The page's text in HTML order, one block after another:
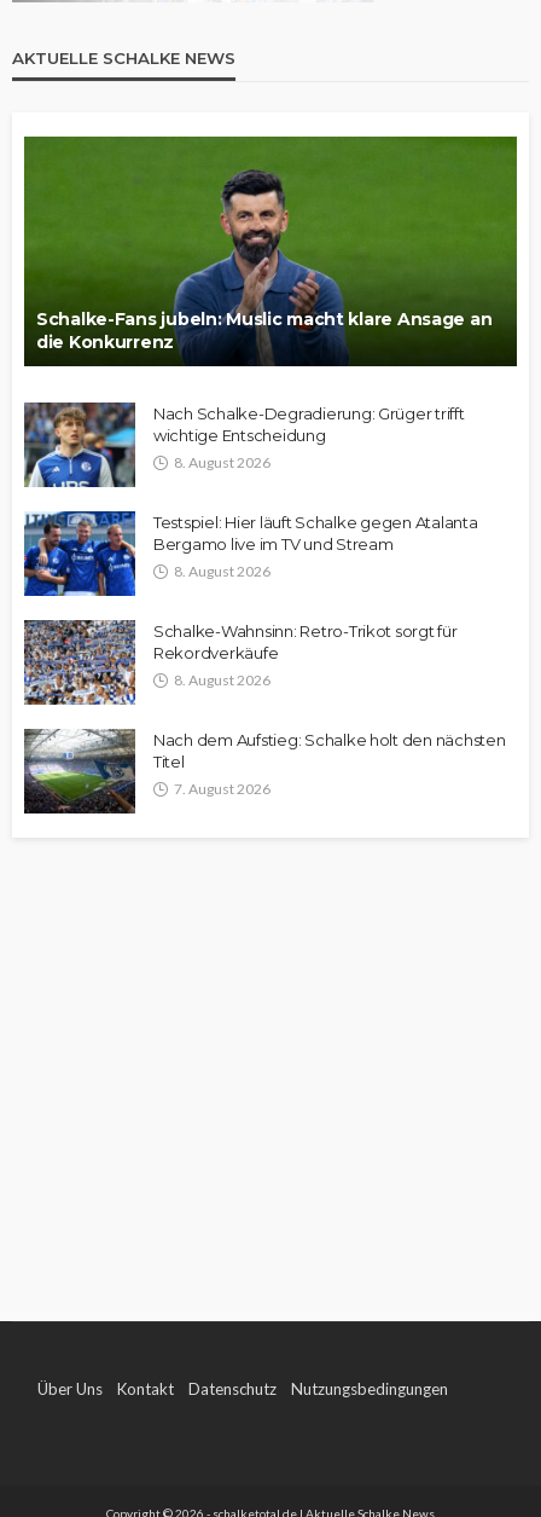
AKTUELLE SCHALKE NEWS
Schalke-Fans jubeln: Muslic macht klare Ansage an
die Konkurrenz
Nach Schalke-Degradierung: Grüger trifft
wichtige Entscheidung
8. August 2026
Testspiel: Hier läuft Schalke gegen Atalanta
Bergamo live im TV und Stream
8. August 2026
Schalke-Wahnsinn: Retro-Trikot sorgt für
Rekordverkäufe
8. August 2026
Nach dem Aufstieg: Schalke holt den nächsten
Titel
7. August 2026
Über Uns Kontakt Datenschutz Nutzungsbedingungen
Copyright © 2026 - schalketotal.de | Aktuelle Schalke News